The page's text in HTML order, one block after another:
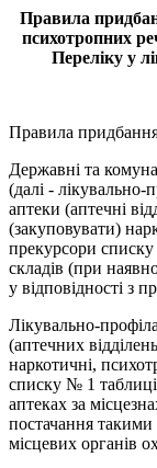
Правила
психотропних
Переліку у
Правила
Державні та
(далі -
аптеки (аптечні
(закуповувати)
прекурсори
складів (при
у відповідності з
Лікувально-
(аптечних
наркотичні,
списку № 1
аптеках за
постачання такими
місцевих органів